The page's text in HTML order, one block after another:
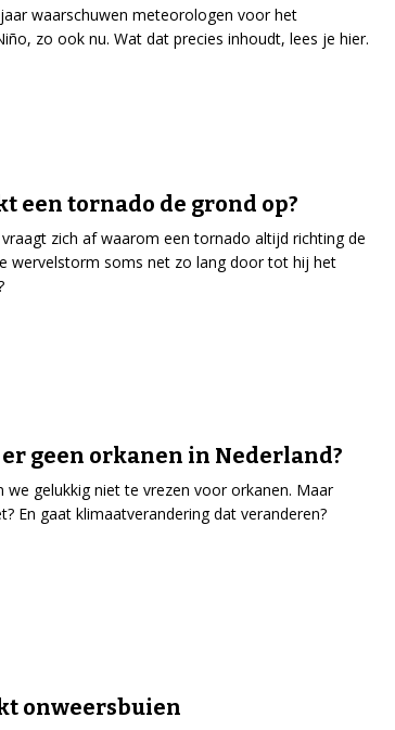
waarschuwen meteorologen voor het
zo ook nu. Wat dat precies inhoudt, lees je hier.
een tornado de grond op?
zich af waarom een tornado altijd richting de
wervelstorm soms net zo lang door tot hij het
geen orkanen in Nederland?
we gelukkig niet te vrezen voor orkanen. Maar
En gaat klimaatverandering dat veranderen?
onweersbuien